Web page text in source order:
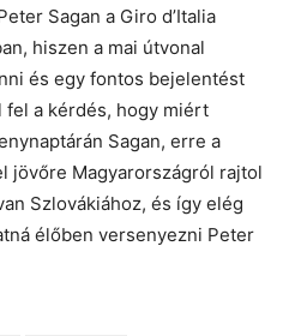
Sagan a Giro d’Italia
hiszen a mai útvonal
és egy fontos bejelentést
fel a kérdés, hogy miért
Sagan, erre a
jövőre Magyarországról rajtol
Szlovákiához, és így elég
élőben versenyezni Peter